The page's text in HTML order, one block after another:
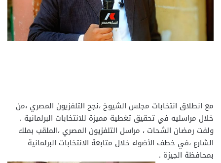
مع انطلاق انتخابات مجلس الشيوخ ،نجح التلفزيون المصري ،من
خلال مراسليه في تحقيق تغطية مميزة للانتخابات البرلمانية .
ولفت رمضان الشحات ، مراسل التلفزيون المصري ،الملقب بملك
الشارع ،في خطف الأضواء خلال متابعة الانتخابات البرلمانية
بمحافظة الجيزة .